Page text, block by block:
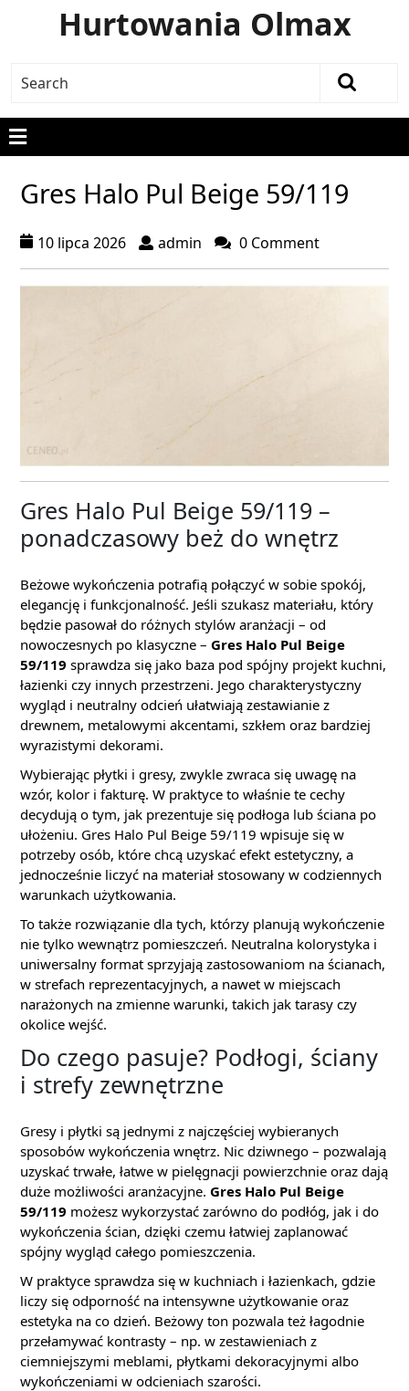
Hurtowania Olmax
Gres Halo Pul Beige 59/119
10 lipca 2026 admin 0 Comment
Gres Halo Pul Beige 59/119 –
ponadczasowy beż do wnętrz
Beżowe wykończenia potrafią połączyć w sobie spokój,
elegancję i funkcjonalność. Jeśli szukasz materiału, który
będzie pasował do różnych stylów aranżacji – od
nowoczesnych po klasyczne – Gres Halo Pul Beige
59/119 sprawdza się jako baza pod spójny projekt kuchni,
łazienki czy innych przestrzeni. Jego charakterystyczny
wygląd i neutralny odcień ułatwiają zestawianie z
drewnem, metalowymi akcentami, szkłem oraz bardziej
wyrazistymi dekorami.
Wybierając płytki i gresy, zwykle zwraca się uwagę na
wzór, kolor i fakturę. W praktyce to właśnie te cechy
decydują o tym, jak prezentuje się podłoga lub ściana po
ułożeniu. Gres Halo Pul Beige 59/119 wpisuje się w
potrzeby osób, które chcą uzyskać efekt estetyczny, a
jednocześnie liczyć na materiał stosowany w codziennych
warunkach użytkowania.
To także rozwiązanie dla tych, którzy planują wykończenie
nie tylko wewnątrz pomieszczeń. Neutralna kolorystyka i
uniwersalny format sprzyjają zastosowaniom na ścianach,
w strefach reprezentacyjnych, a nawet w miejscach
narażonych na zmienne warunki, takich jak tarasy czy
okolice wejść.
Do czego pasuje? Podłogi, ściany
i strefy zewnętrzne
Gresy i płytki są jednymi z najczęściej wybieranych
sposobów wykończenia wnętrz. Nic dziwnego – pozwalają
uzyskać trwałe, łatwe w pielęgnacji powierzchnie oraz dają
duże możliwości aranżacyjne. Gres Halo Pul Beige
59/119 możesz wykorzystać zarówno do podłóg, jak i do
wykończenia ścian, dzięki czemu łatwiej zaplanować
spójny wygląd całego pomieszczenia.
W praktyce sprawdza się w kuchniach i łazienkach, gdzie
liczy się odporność na intensywne użytkowanie oraz
estetyka na co dzień. Beżowy ton pozwala też łagodnie
przełamywać kontrasty – np. w zestawieniach z
ciemniejszymi meblami, płytkami dekoracyjnymi albo
wykończeniami w odcieniach szarości.